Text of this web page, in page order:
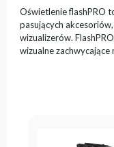
Akcesoria
Oświetlenie
Oświetlenie flashPRO
pasujących
wizualizerów.
wizualne zachwycające